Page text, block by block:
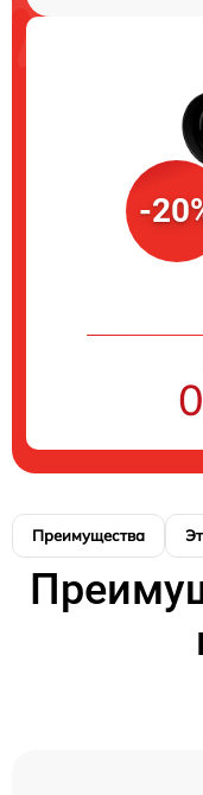
-
Преимущества